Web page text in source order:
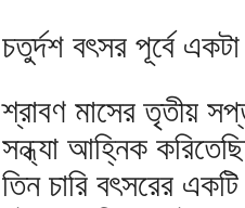
চতুর্দশ বৎসর পূর্বে
শ্রাবণ মাসের তৃতীয়
সন্ধ্যা আহ্নিক
তিন চারি বৎসরের